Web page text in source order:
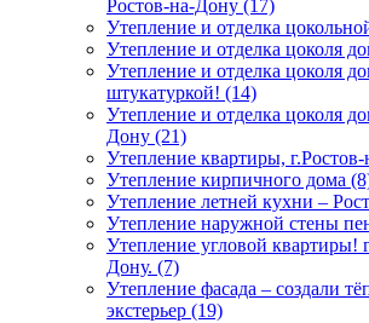
Ростов-на-Дону (17)
Утепление и отделка
Утепление и отделка цоколя
Утепление и отделка цоколя
штукатуркой! (14)
Утепление и отделка цоколя
Дону (21)
Утепление квартиры,
Утепление кирпичного дома
Утепление летней кухни –
Утепление наружной стены
Утепление угловой квартиры!
Дону. (7)
Утепление фасада – создали
экстерьер (19)